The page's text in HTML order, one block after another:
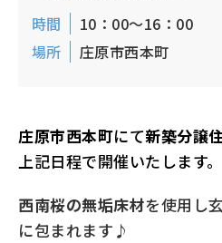
時間
10：00〜16：00
場所
庄原市西本町
庄原市西本町にて新築分譲
上記日程で開催いたします。
西南桜の無垢床材を使用し
に包まれます♪